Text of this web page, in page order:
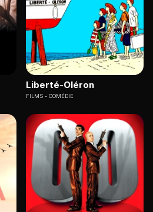
Liberté-Oléron
FILMS COMÉDIE